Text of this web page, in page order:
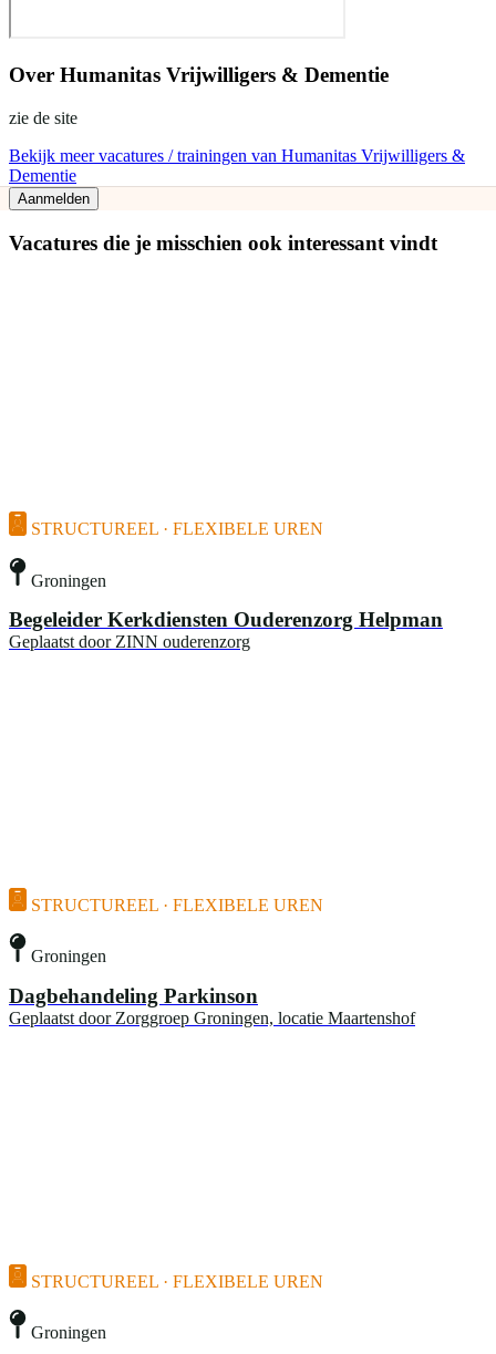
Over Humanitas Vrijwilligers & Dementie
zie de site
Bekijk meer vacatures / trainingen van Humanitas Vrijwilligers &
Dementie
Aanmelden
Vacatures die je misschien ook interessant vindt
STRUCTUREEL · FLEXIBELE UREN
Groningen
Begeleider Kerkdiensten Ouderenzorg Helpman
Geplaatst door ZINN ouderenzorg
STRUCTUREEL · FLEXIBELE UREN
Groningen
Dagbehandeling Parkinson
Geplaatst door Zorggroep Groningen, locatie Maartenshof
STRUCTUREEL · FLEXIBELE UREN
Groningen